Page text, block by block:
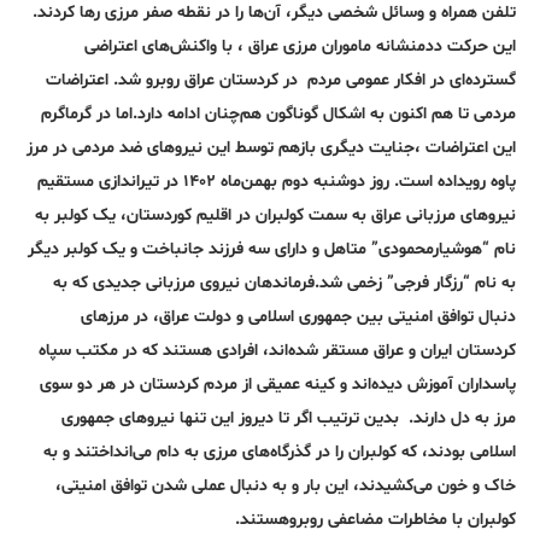
تلفن همراه و وسائل شخصی دیگر، آن‌ها را در نقطه صفر مرزی رها کردند.
این حرکت ددمنشانه ماموران مرزی عراق ، با واکنش‌های اعتراضی
گسترده‌ای در افکار عمومی مردم در کردستان عراق روبرو شد. اعتراضات
مردمی تا هم اکنون به اشکال گوناگون هم‌چنان ادامه دارد.اما در گرماگرم
این اعتراضات ،جنایت دیگری بازهم توسط این نیروهای ضد مردمی در مرز
پاوه رویداده است. روز دوشنبه دوم بهمن‌ماه ۱۴۰۲ در تیراندازی مستقیم
نیروهای مرزبانی عراق به سمت کولبران در اقلیم کوردستان، یک کولبر به
نام “هوشیارمحمودی” متاهل و دارای سه فرزند جانباخت و یک کولبر دیگر
به نام “رزگار فرجی” زخمی شد.فرماندهان نیروی مرزبانی جدیدی که به
دنبال توافق امنیتی بین جمهوری اسلامی و دولت عراق، در مرزهای
کردستان ایران و عراق مستقر شده‌اند، افرادی هستند که در مکتب سپاه
پاسداران آموزش دیده‌اند و کینه عمیقی از مردم کردستان در هر دو سوی
مرز به دل دارند. بدین ترتیب اگر تا دیروز این تنها نیروهای جمهوری
اسلامی بودند، که کولبران را در گذرگاه‌های مرزی به دام می‌انداختند و به
خاک و خون می‌کشیدند، این بار و به دنبال عملی شدن توافق امنیتی،
کولبران با مخاطرات مضاعفی روبروهستند.